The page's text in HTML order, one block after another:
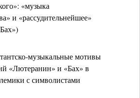
«музыка
и «рассудительнейшее»
музыкальные мотивы
«Лютеранин» и «Бах» в
с символистами